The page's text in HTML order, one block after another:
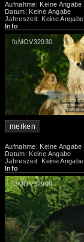
Aufnahme: Keine Angabe
Datum: Keine Angabe
Jahreszeit: Keine Angabe
Info
foMOV32930
merken
Aufnahme: Keine Angabe
Datum: Keine Angabe
Jahreszeit: Keine Angabe
Info
foMOV32990